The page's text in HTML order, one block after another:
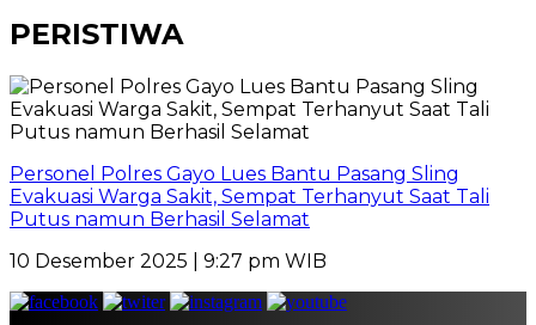
PERISTIWA
Personel Polres Gayo Lues Bantu Pasang Sling
Evakuasi Warga Sakit, Sempat Terhanyut Saat Tali
Putus namun Berhasil Selamat
10 Desember 2025 | 9:27 pm WIB